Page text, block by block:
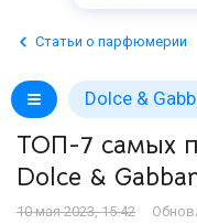
Статьи о парфюмерии
Dolce &
ТОП-7 самых
Dolce &
10 мая 2023, 15:42